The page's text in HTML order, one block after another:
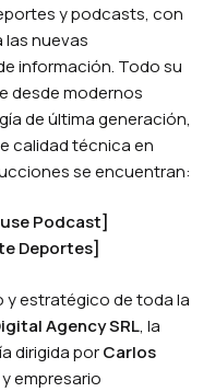
y podcasts, con
nuevas
información. Todo su
desde modernos
de última generación,
calidad técnica en
se encuentran:
Podcast]
Deportes]
estratégico de toda la
Agency SRL, la
dirigida porCarlos
empresario